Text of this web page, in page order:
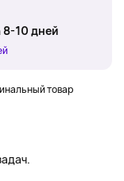
8-10 дней
товар